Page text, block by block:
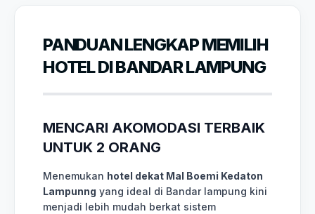
PANDUAN LENGKAP MEMILIH
HOTEL DI BANDAR LAMPUNG
MENCARI AKOMODASI TERBAIK
UNTUK 2 ORANG
Menemukan hotel dekat Mal Boemi Kedaton
Lampunng yang ideal di Bandar lampung kini
menjadi lebih mudah berkat sistem